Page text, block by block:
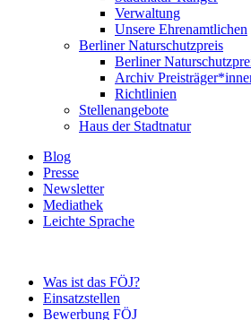
Verwaltung
Unsere Ehrenamtlichen
Berliner Naturschutzpreis
Berliner
Archiv
Richtlinien
Stellenangebote
Haus der Stadtnatur
Blog
Presse
Newsletter
Mediathek
Leichte Sprache
Was ist das FÖJ?
Einsatzstellen
Bewerbung FÖJ